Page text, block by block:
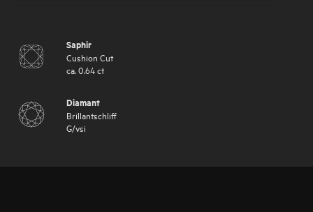
Saphir
Cushion Cut
ca.0.64ct
Diamant
Brillantschliff
G/vsi